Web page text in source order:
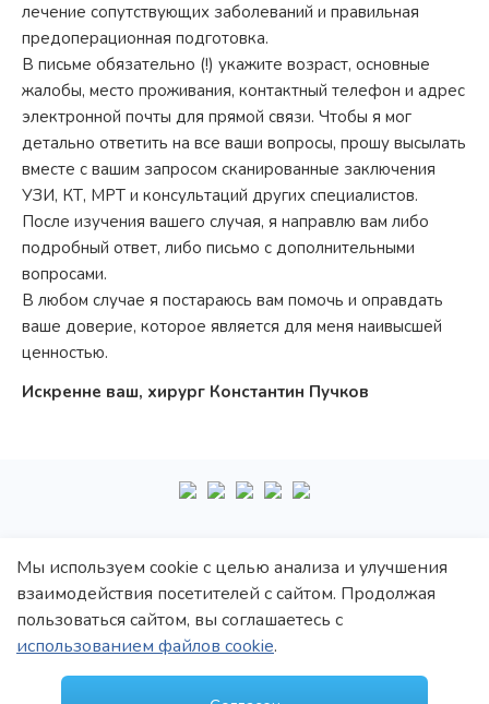
Мы используем cookie с целью анализа и улучшения
взаимодействия посетителей с сайтом. Продолжая
пользоваться сайтом, вы соглашаетесь с
использованием файлов cookie.
лечение сопутствующих заболеваний и правильная
предоперационная подготовка.
В письме обязательно (!) укажите возраст, основные
жалобы, место проживания, контактный телефон и адрес
электронной почты для прямой связи. Чтобы я мог
детально ответить на все ваши вопросы, прошу высылать
вместе с вашим запросом сканированные заключения
УЗИ, КТ, МРТ и консультаций других специалистов.
После изучения вашего случая, я направлю вам либо
подробный ответ, либо письмо с дополнительными
вопросами.
В любом случае я постараюсь вам помочь и оправдать
ваше доверие, которое является для меня наивысшей
ценностью.
Искренне ваш, хирург Константин Пучков
+7 495 222-10-87
Политика обработки персональных данных
Политика конфиденциальности
Пользовательское соглашение